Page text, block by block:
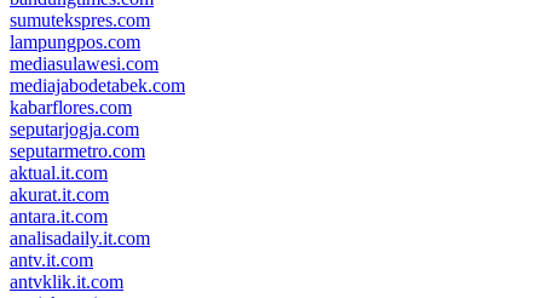
sumutekspres.com
lampungpos.com
mediasulawesi.com
mediajabodetabek.com
kabarflores.com
seputarjogja.com
seputarmetro.com
aktual.it.com
akurat.it.com
antara.it.com
analisadaily.it.com
antv.it.com
antvklik.it.com